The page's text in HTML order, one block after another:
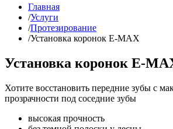
Главная
/Услуги
/Протезирование
/Установка коронок E-MAX
Установка коронок E-
Хотите восстановить передние зубы с
прозрачности под соседние зубы
высокая прочность